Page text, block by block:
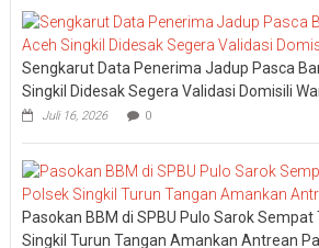
Sengkarut Data Penerima Jadup Pasca
Singkil Didesak Segera Validasi Domisili
Juli 16, 2026 0
Pasokan BBM di SPBU Pulo Sarok
Singkil Turun Tangan Amankan Antrean